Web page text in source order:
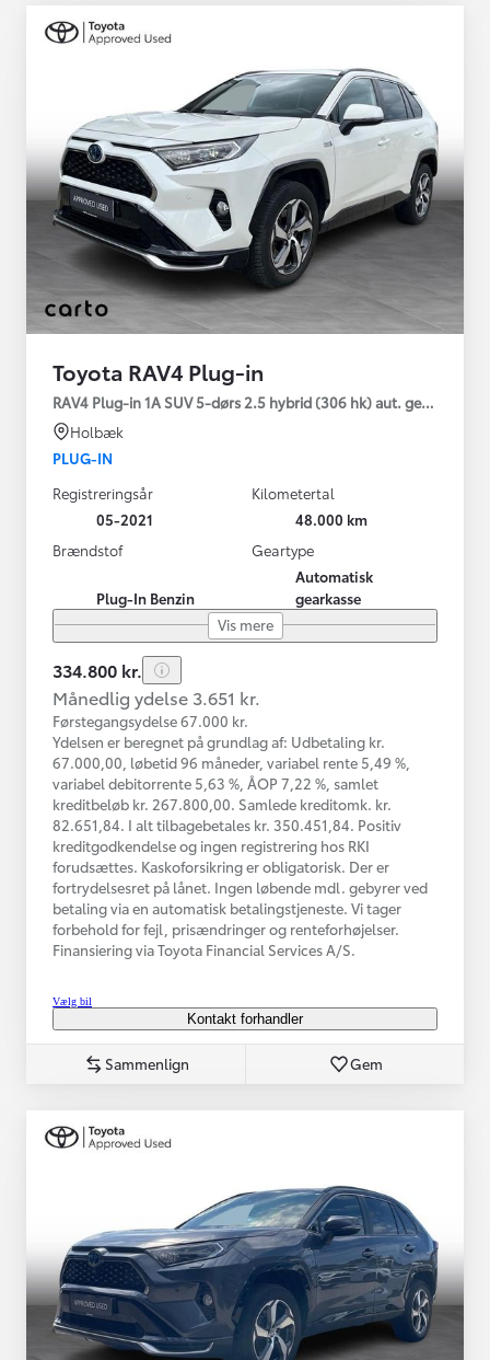
Toyota RAV4 Plug-in
RAV4 Plug-in 1A SUV 5-dørs 2.5 hybrid (306 hk) aut. gear AWD-i
Holbæk
PLUG-IN
Registreringsår
05-2021
Kilometertal
48.000 km
Brændstof
Plug-In Benzin
Geartype
Automatisk
gearkasse
Vis mere
334.800 kr.
Månedlig ydelse 3.651 kr.
Førstegangsydelse 67.000 kr.
Ydelsen er beregnet på grundlag af: Udbetaling kr.
67.000,00, løbetid 96 måneder, variabel rente 5,49 %,
variabel debitorrente 5,63 %, ÅOP 7,22 %, samlet
kreditbeløb kr. 267.800,00. Samlede kreditomk. kr.
82.651,84. I alt tilbagebetales kr. 350.451,84. Positiv
kreditgodkendelse og ingen registrering hos RKI
forudsættes. Kaskoforsikring er obligatorisk. Der er
fortrydelsesret på lånet. Ingen løbende mdl. gebyrer ved
betaling via en automatisk betalingstjeneste. Vi tager
forbehold for fejl, prisændringer og renteforhøjelser.
Finansiering via Toyota Financial Services A/S.
Vælg bil
Kontakt forhandler
Sammenlign Gem